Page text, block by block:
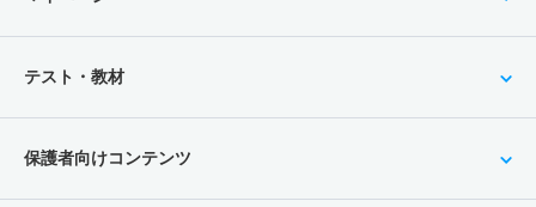
テスト・教材
保護者向けコンテンツ